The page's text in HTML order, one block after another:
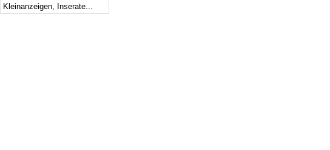
Kleinanzeigen, Inserate...